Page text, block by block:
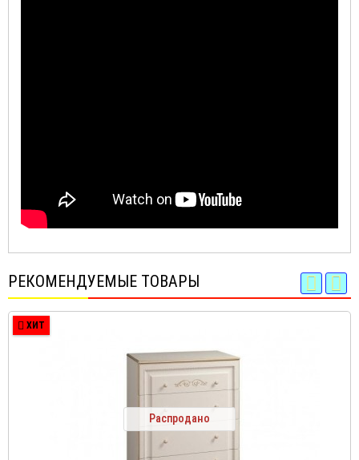
РЕКОМЕНДУЕМЫЕ ТОВАРЫ
ХИТ
Распродано